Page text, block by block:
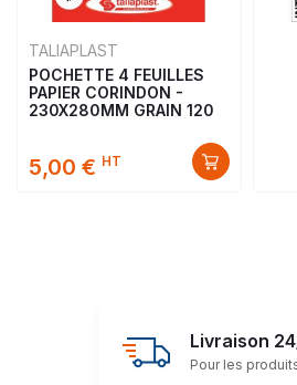
TALIAPLAST
POCHETTE 4 FEUILLES
PAPIER CORINDON -
230X280MM GRAIN 120
5,00 € HT
Livraison
Pour les